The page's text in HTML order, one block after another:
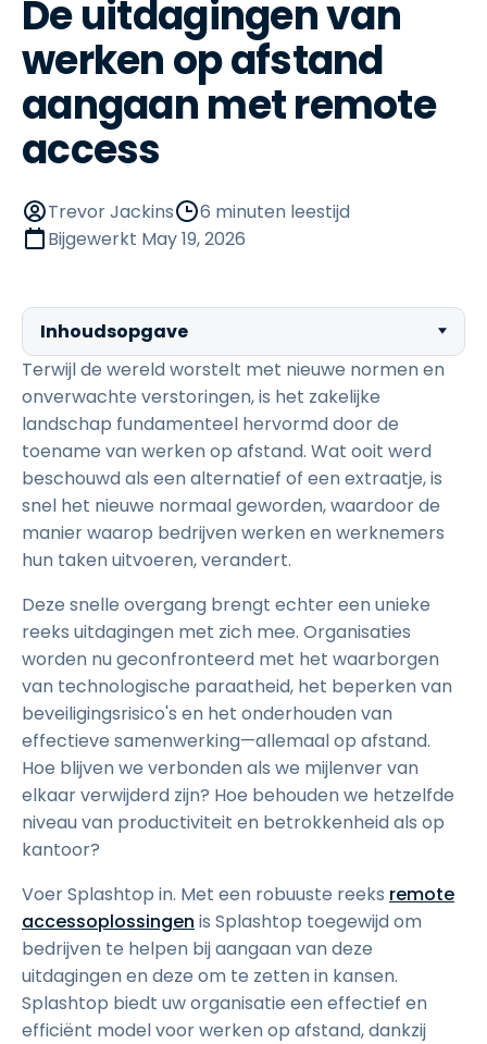
De uitdagingen van
werken op afstand
aangaan met remote
access
Trevor Jackins
6 minuten leestijd
Bijgewerkt May 19, 2026
Inhoudsopgave
Terwijl de wereld worstelt met nieuwe normen en
onverwachte verstoringen, is het zakelijke
landschap fundamenteel hervormd door de
toename van werken op afstand. Wat ooit werd
beschouwd als een alternatief of een extraatje, is
snel het nieuwe normaal geworden, waardoor de
manier waarop bedrijven werken en werknemers
hun taken uitvoeren, verandert.
Deze snelle overgang brengt echter een unieke
reeks uitdagingen met zich mee. Organisaties
worden nu geconfronteerd met het waarborgen
van technologische paraatheid, het beperken van
beveiligingsrisico's en het onderhouden van
effectieve samenwerking—allemaal op afstand.
Hoe blijven we verbonden als we mijlenver van
elkaar verwijderd zijn? Hoe behouden we hetzelfde
niveau van productiviteit en betrokkenheid als op
kantoor?
Voer Splashtop in. Met een robuuste reeks remote
accessoplossingen is Splashtop toegewijd om
bedrijven te helpen bij aangaan van deze
uitdagingen en deze om te zetten in kansen.
Splashtop biedt uw organisatie een effectief en
efficiënt model voor werken op afstand, dankzij